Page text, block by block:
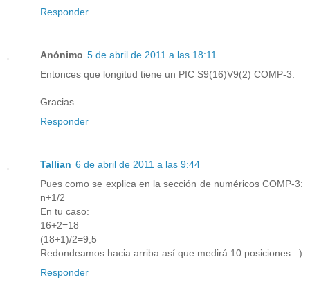
Responder
Anónimo 5 de abril de 2011 a las 18:11
Entonces que longitud tiene un PIC S9(16)V9(2) COMP-3.
Gracias.
Responder
Tallian 6 de abril de 2011 a las 9:44
Pues como se explica en la sección de numéricos COMP-3:
n+1/2
En tu caso:
16+2=18
(18+1)/2=9,5
Redondeamos hacia arriba así que medirá 10 posiciones : )
Responder